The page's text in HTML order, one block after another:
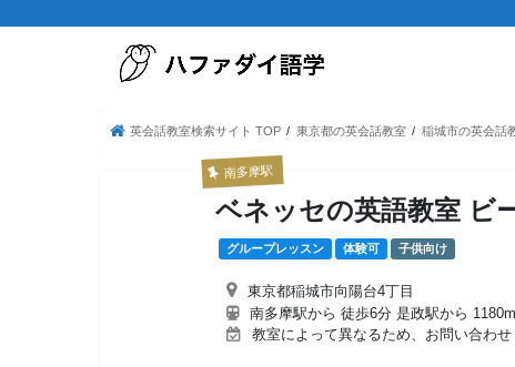
英会話教室検索サイト TOP 東京都の英会話教室 稲城市の英会話
南多摩駅
ベネッセの英語教室 ビ
グループレッスン 体験可 子供向け
東京都稲城市向陽台4丁目
南多摩駅から 徒歩6分 是政駅から
教室によって異なるため、お問い合わ